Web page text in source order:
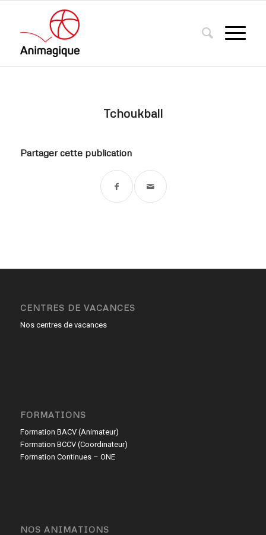
Tchoukball
Partager cette publication
CENTRES DE VACANCES
Nos centres de vacances
FORMATIONS
Formation BACV (Animateur)
Formation BCCV (Coordinateur)
Formation Continues – ONE
NOS ANIMATIONS